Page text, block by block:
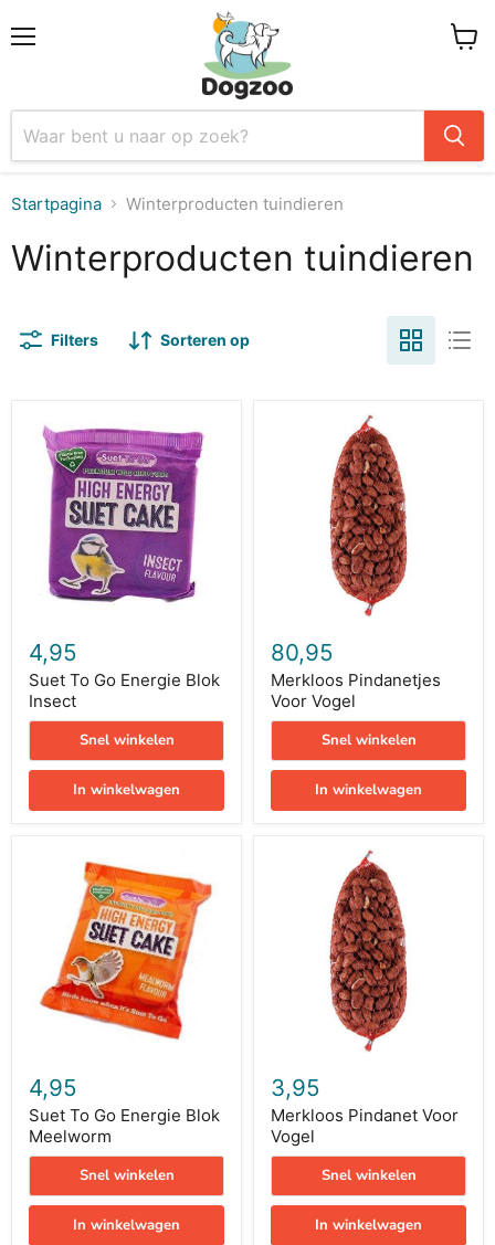
Startpagina Winterproducten tuindieren
Winterproducten tuindieren
Filters Sorteren op
Energie
Blok
Insect
4,95
Suet To Go Energie Blok
Insect
Snel winkelen
In winkelwagen
Pindanetjes
80,95
Merkloos Pindanetjes
Voor Vogel
Snel winkelen
In winkelwagen
Meelworm
4,95
Suet To Go Energie Blok
Meelworm
Snel winkelen
In winkelwagen
3,95
Merkloos Pindanet Voor
Vogel
Snel winkelen
In winkelwagen